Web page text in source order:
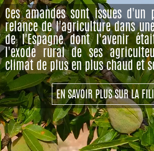
Ces amandes sont issues d'un
relance de l'agriculture dans
de l'Espagne dont l'avenir
l'exode rural de ses
climat de plus en plus chaud et
EN SAVOIR PLUS SUR LA